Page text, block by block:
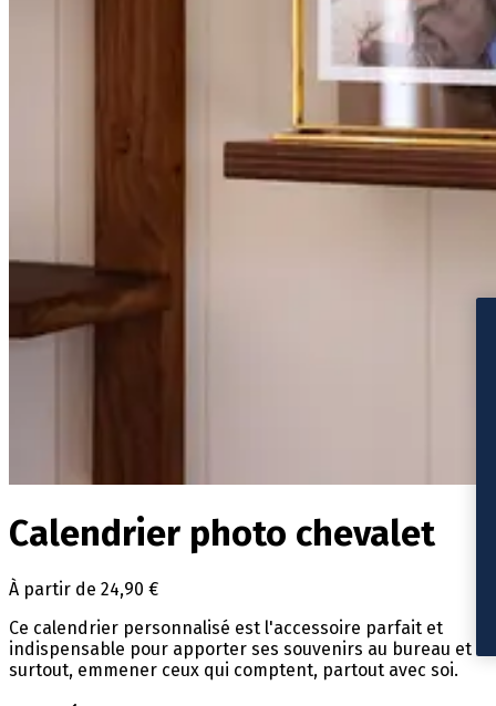
Calendrier photo chevalet
À partir de 24,90 €
Ce calendrier personnalisé est l'accessoire parfait et
indispensable pour apporter ses souvenirs au bureau et
surtout, emmener ceux qui comptent, partout avec soi.